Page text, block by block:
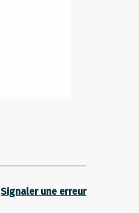
Signaler une erreur